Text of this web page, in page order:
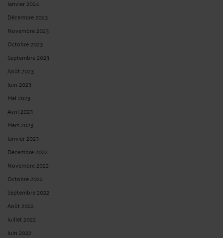
Janvier 2024
Décembre 2023
Novembre 2023
Octobre 2023
Septembre 2023
Août 2023
Juin 2023
Mai 2023
Avril 2023
Mars 2023
Janvier 2023
Décembre 2022
Novembre 2022
Octobre 2022
Septembre 2022
Août 2022
Juillet 2022
Juin 2022